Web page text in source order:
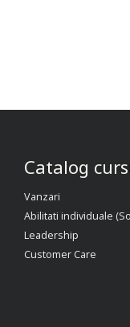
Catalog
Vanzari
Abilitati individuale
Leadership
Customer Care